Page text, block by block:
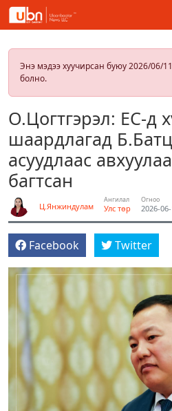
Энэ мэдээ хуучирсан буюу 2026/06/
болно.
О.Цогтгэрэл: ЕС-д
шаардлагад
асуудлаас
багтсан
Ц.Янжиндулам
Ангилал
Улс төр
Огноо
2026-
Facebook Twitter